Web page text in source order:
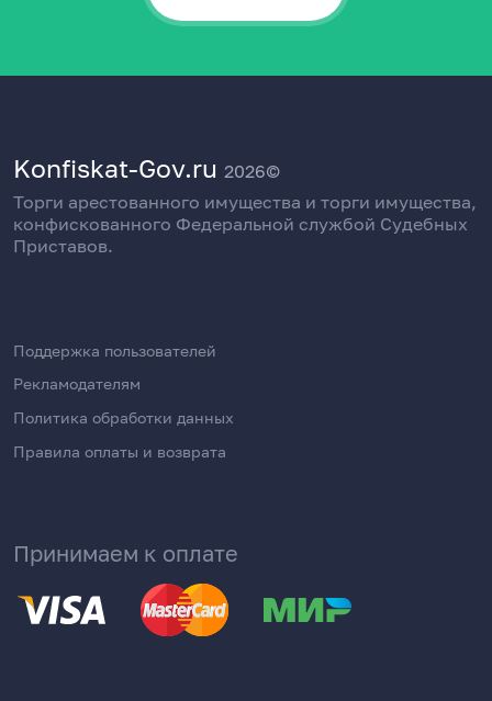
Konfiskat-Gov.ru 2026©
Торги арестованного имущества и торги имущества,
конфискованного Федеральной службой Судебных
Приставов.
Поддержка пользователей
Рекламодателям
Политика обработки данных
Правила оплаты и возврата
Принимаем к оплате